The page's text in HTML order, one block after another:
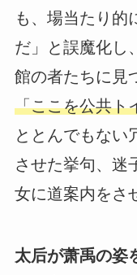
も、場当たり的
だ」と誤魔化し
館の者たちに見
「ここを公共ト
ととんでもない
させた挙句、迷
女に道案内をさ
太后が萧禹の姿